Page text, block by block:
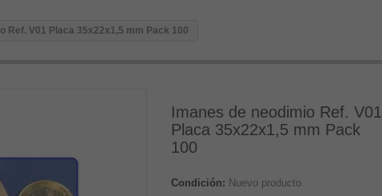
Ref. V01 Placa 35x22x1,5 mm Pack 100
Imanes de neodimio Ref. V01
Placa 35x22x1,5 mm Pack
100
Condición: Nuevo producto